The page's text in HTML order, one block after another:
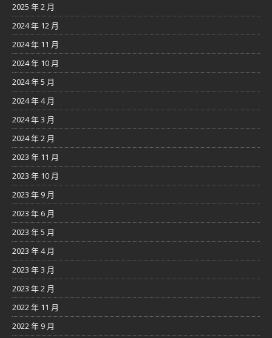
2025 年 2 月
2024 年 12 月
2024 年 11 月
2024 年 10 月
2024 年 5 月
2024 年 4 月
2024 年 3 月
2024 年 2 月
2023 年 11 月
2023 年 10 月
2023 年 9 月
2023 年 6 月
2023 年 5 月
2023 年 4 月
2023 年 3 月
2023 年 2 月
2022 年 11 月
2022 年 9 月